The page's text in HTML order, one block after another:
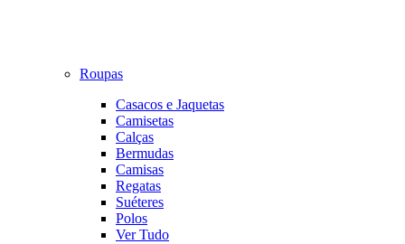
Roupas
Casacos e Jaquetas
Camisetas
Calças
Bermudas
Camisas
Regatas
Suéteres
Polos
Ver Tudo